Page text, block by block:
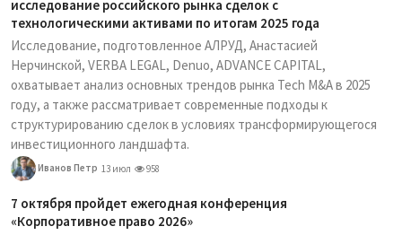
исследование российского рынка сделок с
технологическими активами по итогам 2025 года
Исследование, подготовленное АЛРУД, Анастасией
Нерчинской, VERBA LEGAL, Denuo, ADVANCE CAPITAL,
охватывает анализ основных трендов рынка Tech M&A в 2025
году, а также рассматривает современные подходы к
структурированию сделок в условиях трансформирующегося
инвестиционного ландшафта.
Иванов Петр 13 июл 958
7 октября пройдет ежегодная конференция
«Корпоративное право 2026»